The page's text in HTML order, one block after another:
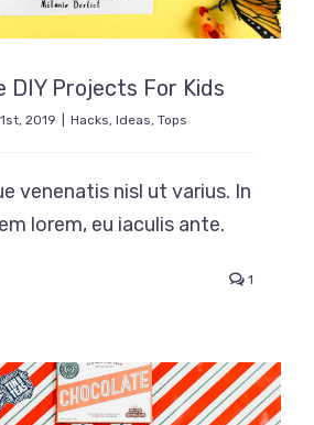
DIY Projects For Kids
2019 Hacks, Ideas, Tops
venenatis nisl ut varius. In
lorem, eu iaculis ante.
1